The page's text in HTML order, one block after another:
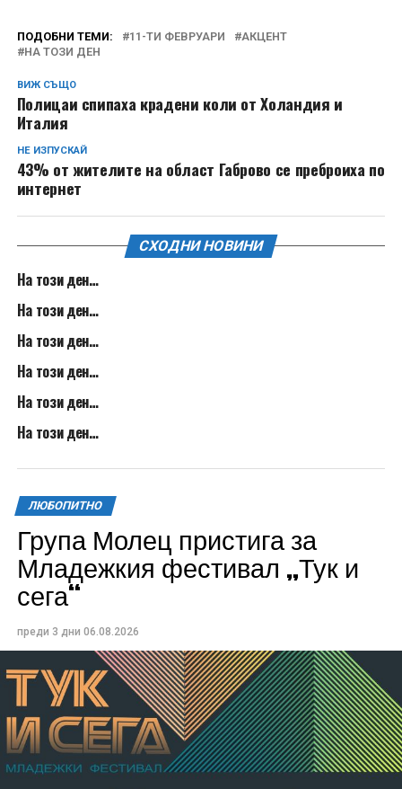
ПОДОБНИ ТЕМИ: 11-ТИ ФЕВРУАРИ
АКЦЕНТ
НА ТОЗИ ДЕН
ВИЖ СЪЩО
Полицаи спипаха крадени коли от Холандия и
Италия
НЕ ИЗПУСКАЙ
43% от жителите на област Габрово се преброиха по
интернет
СХОДНИ НОВИНИ
На този ден…
На този ден…
На този ден…
На този ден…
На този ден…
На този ден…
ЛЮБОПИТНО
Група Молец пристига за
Младежкия фестивал „Тук и
сега“
преди 3 дни 06.08.2026